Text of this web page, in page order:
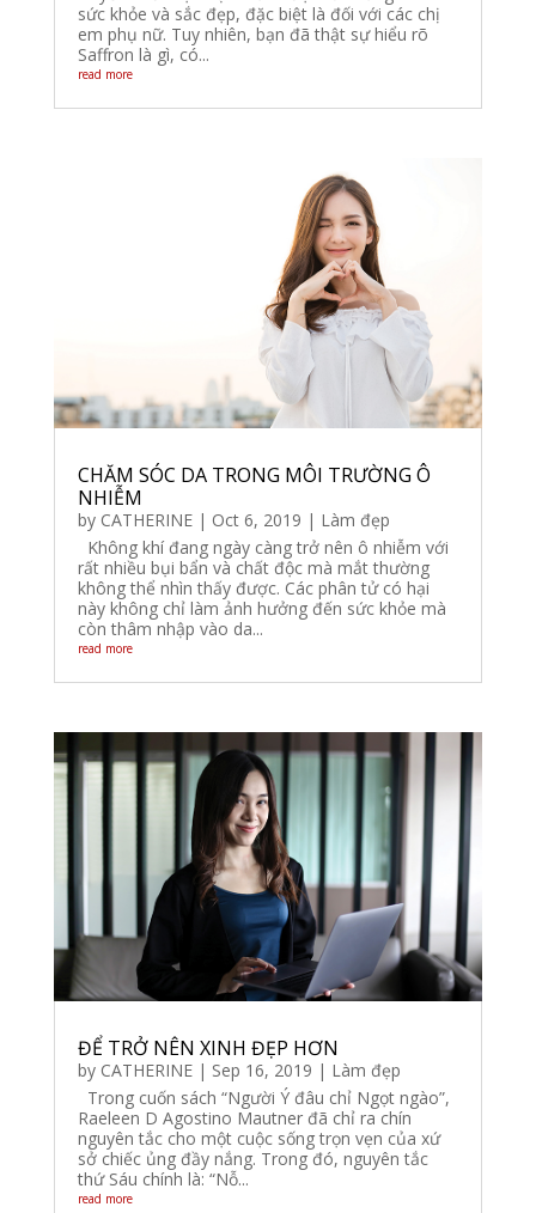
sức khỏe và sắc đẹp, đặc biệt là đối với các chị
em phụ nữ. Tuy nhiên, bạn đã thật sự hiểu rõ
Saffron là gì, có...
read more
CHĂM SÓC DA TRONG MÔI TRƯỜNG Ô
NHIỄM
by CATHERINE| Oct 6, 2019 | Làm đẹp
Không khí đang ngày càng trở nên ô nhiễm với
rất nhiều bụi bẩn và chất độc mà mắt thường
không thể nhìn thấy được. Các phân tử có hại
này không chỉ làm ảnh hưởng đến sức khỏe mà
còn thâm nhập vào da...
read more
ĐỂ TRỞ NÊN XINH ĐẸP HƠN
by CATHERINE| Sep 16, 2019 | Làm đẹp
Trong cuốn sách “Người Ý đâu chỉ Ngọt ngào”,
Raeleen D Agostino Mautner đã chỉ ra chín
nguyên tắc cho một cuộc sống trọn vẹn của xứ
sở chiếc ủng đầy nắng. Trong đó, nguyên tắc
thứ Sáu chính là: “Nỗ...
read more